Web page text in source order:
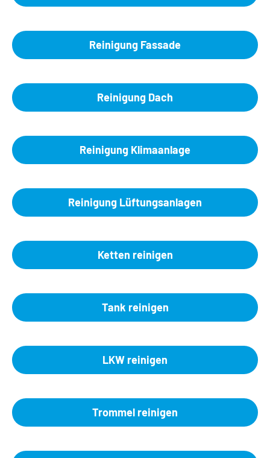
Reinigung Fassade
Reinigung Dach
Reinigung Klimaanlage
Reinigung Lüftungsanlagen
Ketten reinigen
Tank reinigen
LKW reinigen
Trommel reinigen